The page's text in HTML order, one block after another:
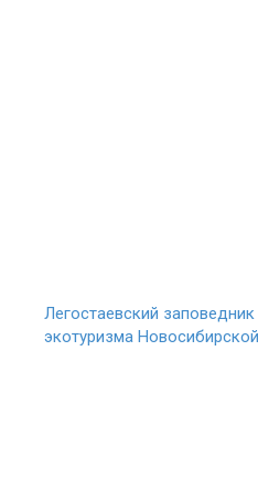
Легостаевский
экотуризма